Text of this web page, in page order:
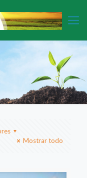
Mostrar todo